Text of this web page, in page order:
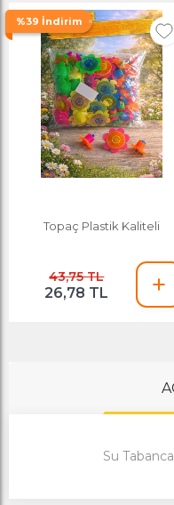
%39 İndirim
Topaç Plastik Kaliteli
43,75 TL
26,78 TL
Su